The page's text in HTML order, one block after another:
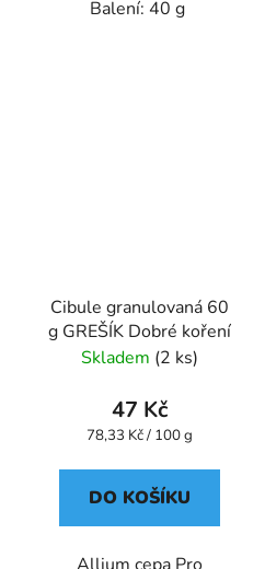
Balení: 40 g
Cibule granulovaná 60
g GREŠÍK Dobré koření
Skladem (2 ks)
47 Kč
Měrná
78,33 Kč / 100 g
DO KOŠÍKU
Allium cepa Pro